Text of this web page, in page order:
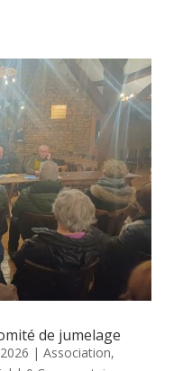
de jumelage
| Association,